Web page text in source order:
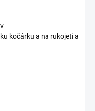
kočárku a na rukojeti a